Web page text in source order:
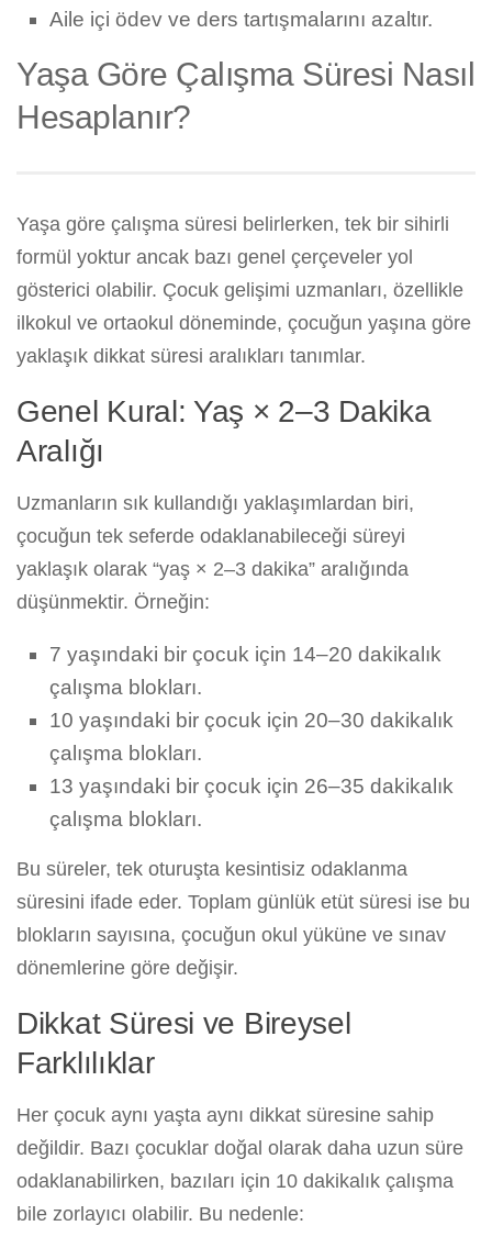
Aile içi ödev ve ders tartışmalarını azaltır.
Yaşa Göre Çalışma Süresi Nasıl
Hesaplanır?
Yaşa göre çalışma süresi belirlerken, tek bir sihirli
formül yoktur ancak bazı genel çerçeveler yol
gösterici olabilir. Çocuk gelişimi uzmanları, özellikle
ilkokul ve ortaokul döneminde, çocuğun yaşına göre
yaklaşık dikkat süresi aralıkları tanımlar.
Genel Kural: Yaş × 2–3 Dakika
Aralığı
Uzmanların sık kullandığı yaklaşımlardan biri,
çocuğun tek seferde odaklanabileceği süreyi
yaklaşık olarak “yaş × 2–3 dakika” aralığında
düşünmektir. Örneğin:
7 yaşındaki bir çocuk için 14–20 dakikalık
çalışma blokları.
10 yaşındaki bir çocuk için 20–30 dakikalık
çalışma blokları.
13 yaşındaki bir çocuk için 26–35 dakikalık
çalışma blokları.
Bu süreler, tek oturuşta kesintisiz odaklanma
süresini ifade eder. Toplam günlük etüt süresi ise bu
blokların sayısına, çocuğun okul yüküne ve sınav
dönemlerine göre değişir.
Dikkat Süresi ve Bireysel
Farklılıklar
Her çocuk aynı yaşta aynı dikkat süresine sahip
değildir. Bazı çocuklar doğal olarak daha uzun süre
odaklanabilirken, bazıları için 10 dakikalık çalışma
bile zorlayıcı olabilir. Bu nedenle: